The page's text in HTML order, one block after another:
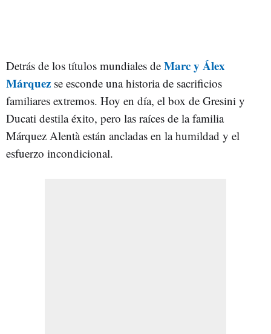
Detrás de los títulos mundiales de Marc y Álex
Márquez se esconde una historia de sacrificios
familiares extremos. Hoy en día, el box de Gresini y
Ducati destila éxito, pero las raíces de la familia
Márquez Alentà están ancladas en la humildad y el
esfuerzo incondicional.